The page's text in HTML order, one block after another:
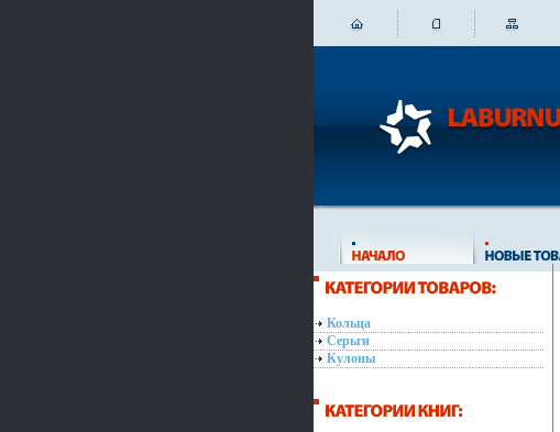
Кольца
Серьги
Кулоны